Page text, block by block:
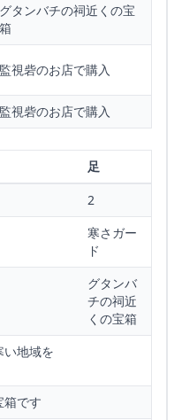
グタンバチの祠近くの宝
箱
監視砦のお店で購入
監視砦のお店で購入
足
2
寒さガー
ド
グタンバ
チの祠近
くの宝箱
い地域を
箱です